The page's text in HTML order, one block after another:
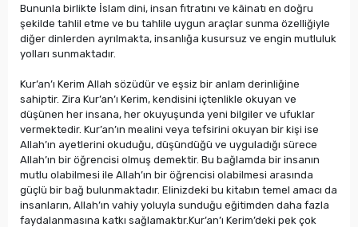
Bununla birlikte İslam dini, insan fıtratını ve kâinatı en doğru
şekilde tahlil etme ve bu tahlile uygun araçlar sunma özelliğiyle
diğer dinlerden ayrılmakta, insanlığa kusursuz ve engin mutluluk
yolları sunmaktadır.
Kur’an’ı Kerim Allah sözüdür ve eşsiz bir anlam derinliğine
sahiptir. Zira Kur’an’ı Kerim, kendisini içtenlikle okuyan ve
düşünen her insana, her okuyuşunda yeni bilgiler ve ufuklar
vermektedir. Kur’an’ın mealini veya tefsirini okuyan bir kişi ise
Allah’ın ayetlerini okuduğu, düşündüğü ve uyguladığı sürece
Allah’ın bir öğrencisi olmuş demektir. Bu bağlamda bir insanın
mutlu olabilmesi ile Allah’ın bir öğrencisi olabilmesi arasında
güçlü bir bağ bulunmaktadır. Elinizdeki bu kitabın temel amacı da
insanların, Allah’ın vahiy yoluyla sunduğu eğitimden daha fazla
faydalanmasına katkı sağlamaktır.Kur’an’ı Kerim’deki pek çok